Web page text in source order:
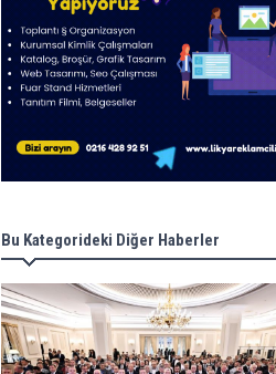
Bu Kategorideki Diğer Haberler